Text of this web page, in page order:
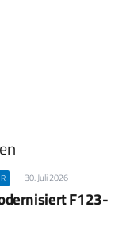
30. Juli 2026
F123-